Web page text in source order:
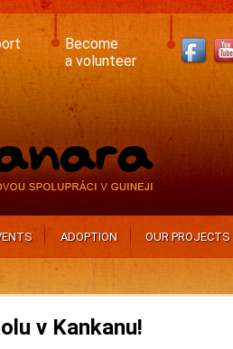
Become
a volunteer
ADOPTION OUR PROJECTS
v Kankanu!